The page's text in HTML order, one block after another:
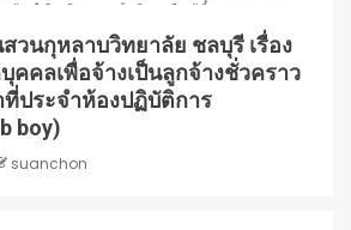
สวนกุหลาบวิทยาลัย ชลบุรี เรื่อง
คคลเพื่อจ้างเป็นลูกจ้างชั่วคราว
ประจำห้องปฏิบัติการ
boy)
suanchon